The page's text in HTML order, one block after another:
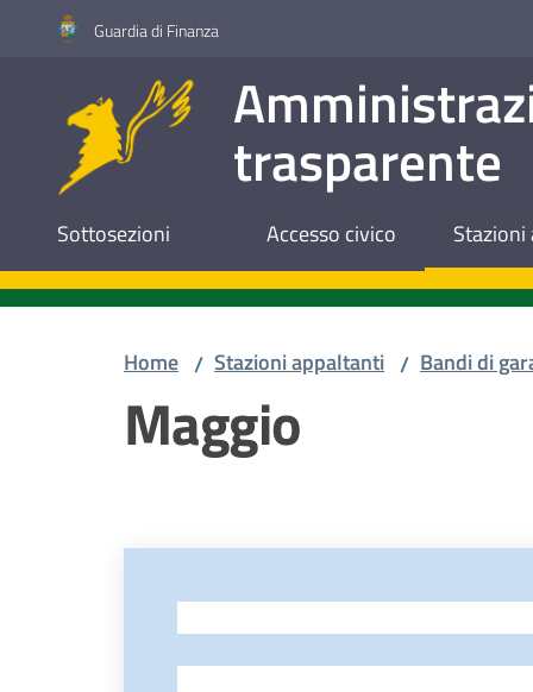
Vai al contenuto
Vai alla navigazione
Vai al footerGuardia di Finanza
trasparente
Sottosezioni Accesso civico
Home / Stazioni appaltanti / Bandi di
Maggio
-